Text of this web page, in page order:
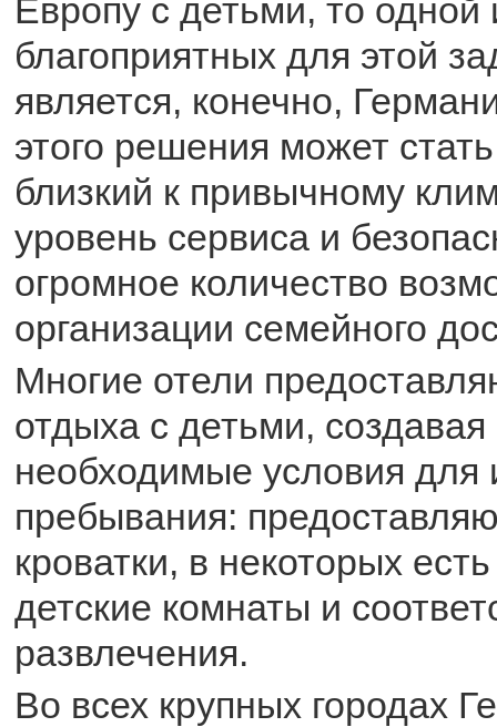
Европу с детьми, то одной
благоприятных для этой
является, конечно,
этого решения может
близкий к привычному
уровень сервиса и
огромное количество
организации семейного
Многие отели
отдыха с детьми, создавая
необходимые условия для
пребывания:
кроватки, в некоторых
детские комнаты и
развлечения.
Во всех крупных городах